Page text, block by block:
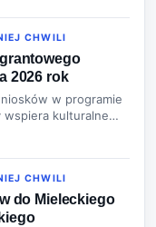
CHWILI
2026 rok
w programie
wspiera kulturalne
Mielca. W
CHWILI
do Mieleckiego